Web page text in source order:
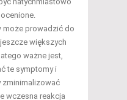
może prowadzić do
większych
ważne jest,
te symptomy i
zminimalizować
wczesna reakcja